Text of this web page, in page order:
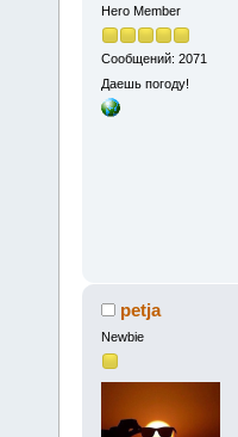
Hero Member
Сообщений: 2071
Даешь погоду!
petja
Newbie